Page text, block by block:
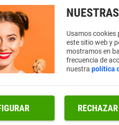
Usamos
este sitio web y
mostramos en
frecuencia de
nuestrapolítica
RECHAZAR